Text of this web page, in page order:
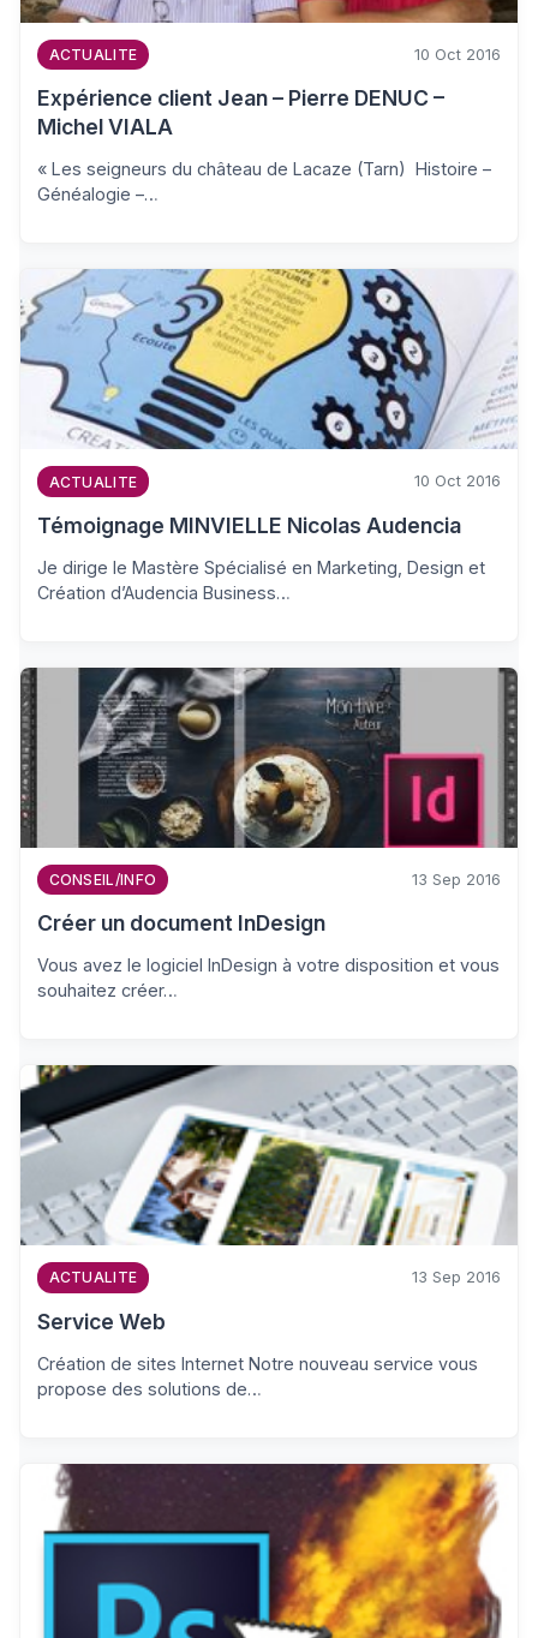
ACTUALITE 10 Oct 2016
Expérience client Jean – Pierre DENUC –
Michel VIALA
« Les seigneurs du château de Lacaze (Tarn) Histoire –
Généalogie –…
ACTUALITE 10 Oct 2016
Témoignage MINVIELLE Nicolas Audencia
Je dirige le Mastère Spécialisé en Marketing, Design et
Création d’Audencia Business…
CONSEIL/INFO 13 Sep 2016
Créer un document InDesign
Vous avez le logiciel InDesign à votre disposition et vous
souhaitez créer…
ACTUALITE 13 Sep 2016
Service Web
Création de sites Internet Notre nouveau service vous
propose des solutions de…